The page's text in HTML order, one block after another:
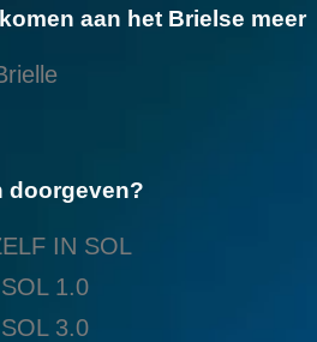
aan het Brielse meer
doorgeven?
IN SOL
1.0
3.0